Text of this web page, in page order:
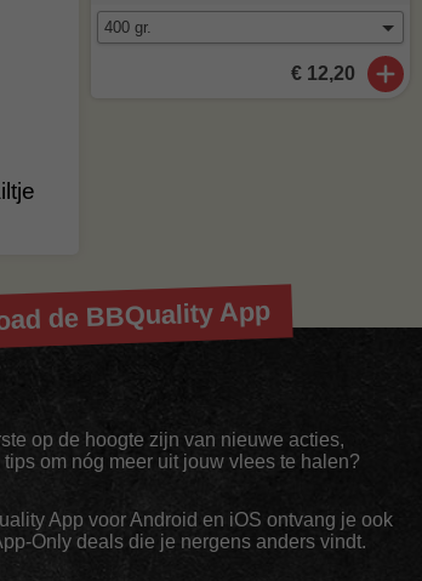
€ 12,20
de BBQuality App
op de hoogte zijn van nieuwe acties,
om nóg meer uit jouw vlees te halen?
App voor Android en iOS ontvang je ook
Only deals die je nergens anders vindt.